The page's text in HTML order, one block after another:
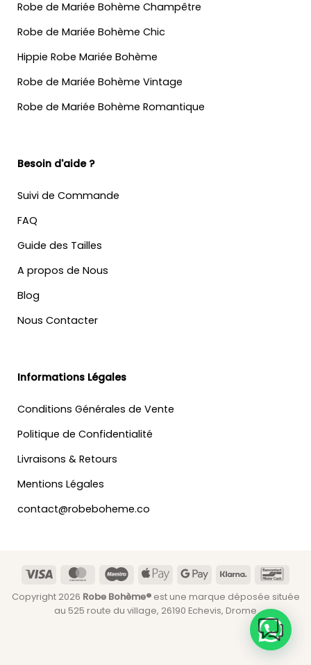
Robe de Mariée Bohème Champêtre
Robe de Mariée Bohème Chic
Hippie Robe Mariée Bohème
Robe de Mariée Bohème Vintage
Robe de Mariée Bohème Romantique
Besoin d'aide ?
Suivi de Commande
FAQ
Guide des Tailles
A propos de Nous
Blog
Nous Contacter
Informations Légales
Conditions Générales de Vente
Politique de Confidentialité
Livraisons & Retours
Mentions Légales
contact@robeboheme.co
Visa MasterCardMaestroApple
Google Klarna
Copyright 2026 Robe Bohème®est une marque déposée située
au 525 route du village, 26190 Echevis, Drome